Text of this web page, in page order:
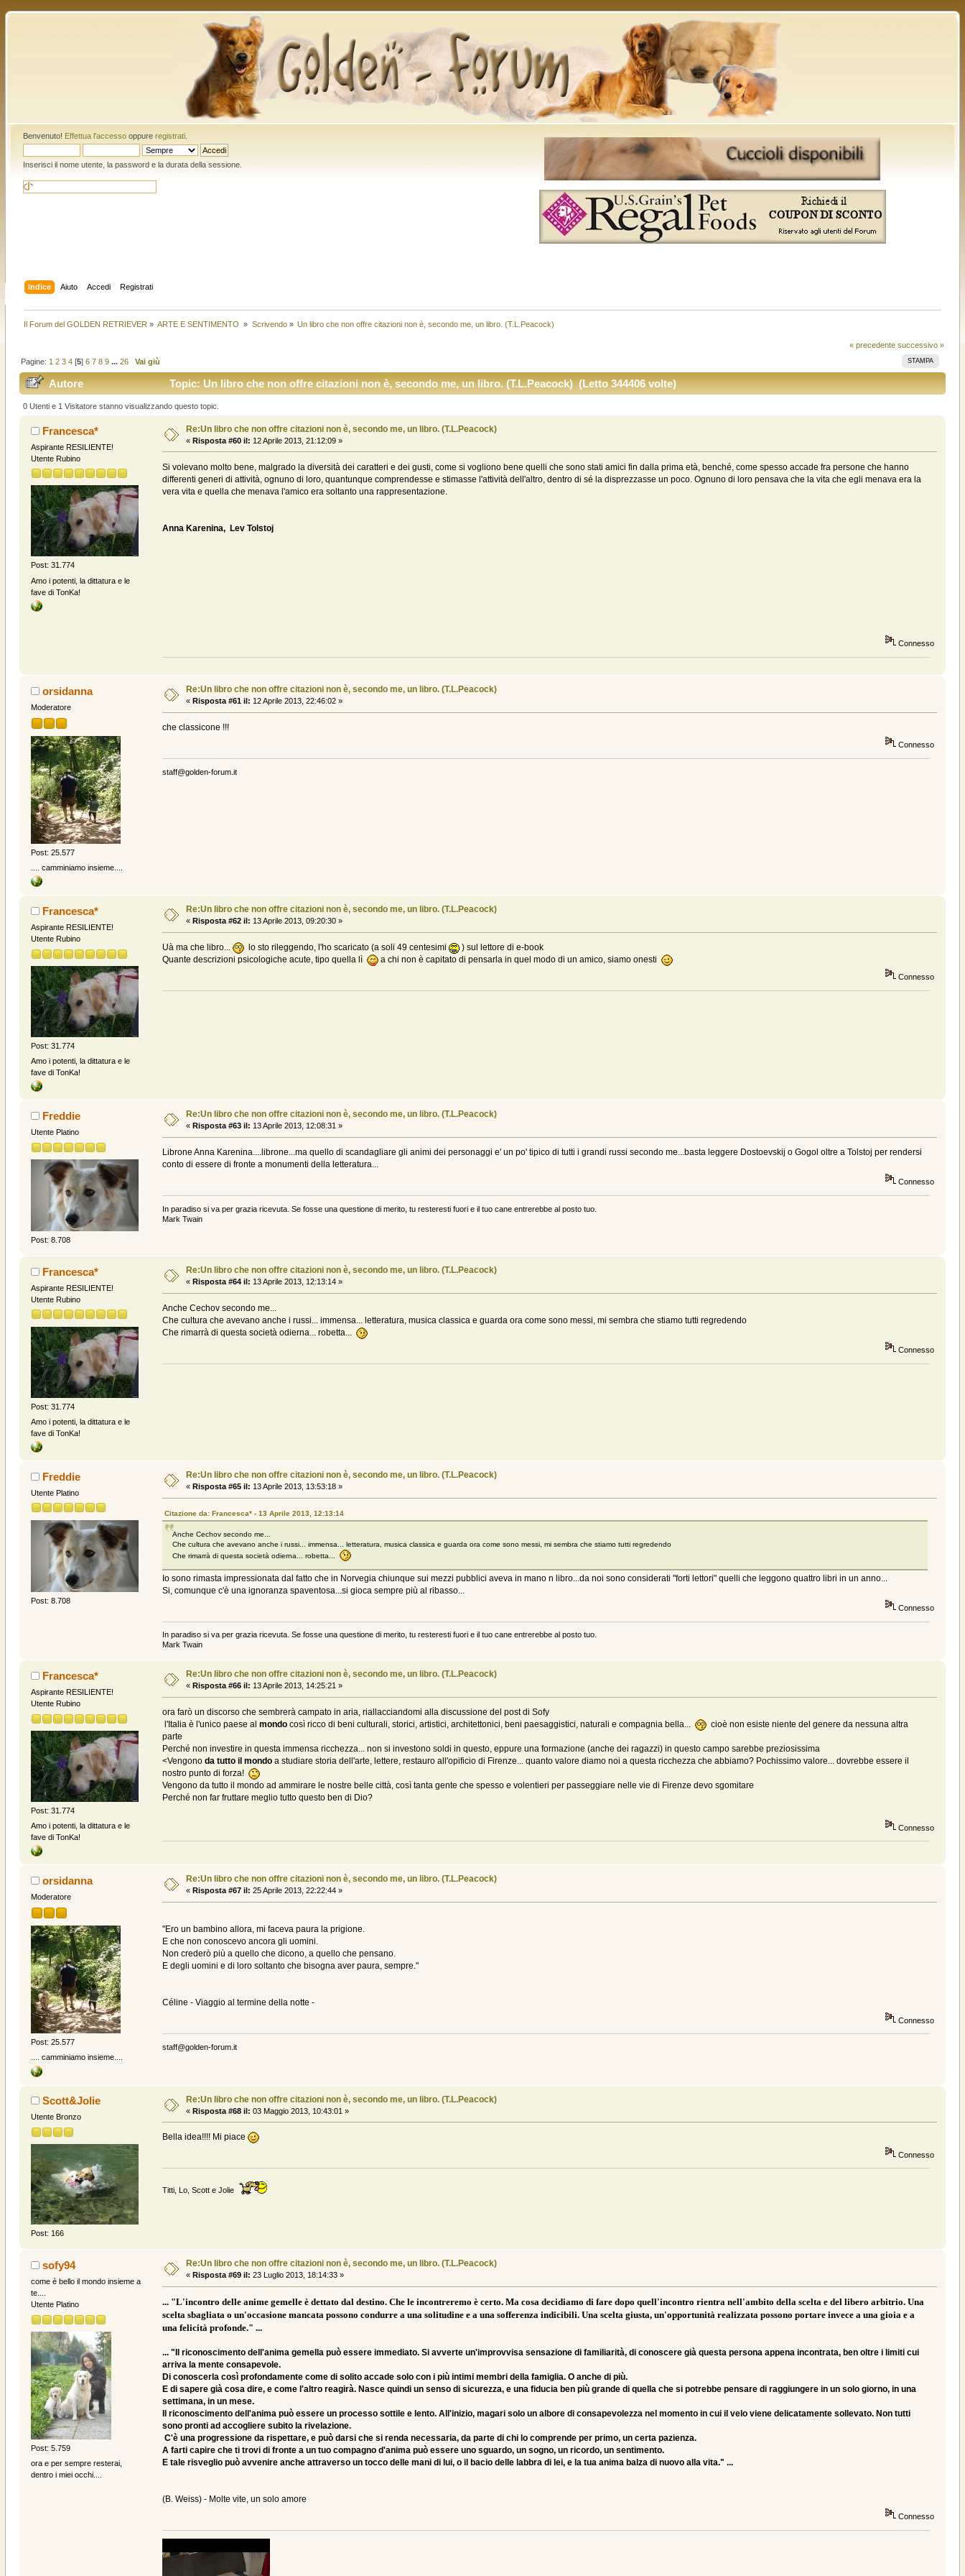
Benvenuto! Effettua l'accessooppure registrati.
Inserisci il nome utente, la password e la durata della sessione.
Indice Aiuto Accedi Registrati
Il Forum del GOLDEN RETRIEVER » ARTE E SENTIMENTO » Scrivendo» Un libro che non offre citazioni non è, secondo me, un libro. (T.L.Peacock)
« precedente successivo »
STAMPA
Pagine: 1 2 3 4[5] 6 7 8 9 ... 26 Vai giù
Autore Topic: Un libro che non offre citazioni non è, secondo me, un libro. (T.L.Peacock) (Letto 344406 volte)
0 Utenti e 1 Visitatore stanno visualizzando questo topic.
Francesca*
Aspirante RESILIENTE!
Utente Rubino
Post: 31.774
Amo i potenti, la dittatura e le
fave di TonKa!
Re:Un libro che non offre citazioni non è, secondo me, un libro. (T.L.Peacock)
« Risposta #60 il: 12 Aprile 2013, 21:12:09 »
Si volevano molto bene, malgrado la diversità dei caratteri e dei gusti, come si vogliono bene quelli che sono stati amici fin dalla prima età, benché, come spesso accade fra persone che hanno
differenti generi di attività, ognuno di loro, quantunque comprendesse e stimasse l'attività dell'altro, dentro di sé la disprezzasse un poco. Ognuno di loro pensava che la vita che egli menava era la
vera vita e quella che menava l'amico era soltanto una rappresentazione.
Anna Karenina, Lev Tolstoj
Connesso
orsidanna
Moderatore
Post: 25.577
.... camminiamo insieme....
Re:Un libro che non offre citazioni non è, secondo me, un libro. (T.L.Peacock)
« Risposta #61 il: 12 Aprile 2013, 22:46:02 »
che classicone !!!
Connesso
staff@golden-forum.it
Francesca*
Aspirante RESILIENTE!
Utente Rubino
Post: 31.774
Amo i potenti, la dittatura e le
fave di TonKa!
Re:Un libro che non offre citazioni non è, secondo me, un libro. (T.L.Peacock)
« Risposta #62 il: 13 Aprile 2013, 09:20:30 »
Uà ma che libro... lo sto rileggendo, l'ho scaricato (a soli 49 centesimi
) sul lettore di e-book
Quante descrizioni psicologiche acute, tipo quella lì
a chi non è capitato di pensarla in quel modo di un amico, siamo onesti
Connesso
Freddie
Utente Platino
Post: 8.708
Re:Un libro che non offre citazioni non è, secondo me, un libro. (T.L.Peacock)
« Risposta #63 il: 13 Aprile 2013, 12:08:31 »
Librone Anna Karenina....librone...ma quello di scandagliare gli animi dei personaggi e' un po' tipico di tutti i grandi russi secondo me...basta leggere Dostoevskij o Gogol oltre a Tolstoj per rendersi
conto di essere di fronte a monumenti della letteratura...
Connesso
In paradiso si va per grazia ricevuta. Se fosse una questione di merito, tu resteresti fuori e il tuo cane entrerebbe al posto tuo.
Mark Twain
Francesca*
Aspirante RESILIENTE!
Utente Rubino
Post: 31.774
Amo i potenti, la dittatura e le
fave di TonKa!
Re:Un libro che non offre citazioni non è, secondo me, un libro. (T.L.Peacock)
« Risposta #64 il: 13 Aprile 2013, 12:13:14 »
Anche Cechov secondo me...
Che cultura che avevano anche i russi... immensa... letteratura, musica classica e guarda ora come sono messi, mi sembra che stiamo tutti regredendo
Che rimarrà di questa società odierna... robetta...
Connesso
Freddie
Utente Platino
Post: 8.708
Re:Un libro che non offre citazioni non è, secondo me, un libro. (T.L.Peacock)
« Risposta #65 il: 13 Aprile 2013, 13:53:18 »
Citazione da: Francesca* - 13 Aprile 2013, 12:13:14
Anche Cechov secondo me...
Che cultura che avevano anche i russi... immensa... letteratura, musica classica e guarda ora come sono messi, mi sembra che stiamo tutti regredendo
Che rimarrà di questa società odierna... robetta...
Io sono rimasta impressionata dal fatto che in Norvegia chiunque sui mezzi pubblici aveva in mano n libro...da noi sono considerati "forti lettori" quelli che leggono quattro libri in un anno...
Si, comunque c'è una ignoranza spaventosa...si gioca sempre più al ribasso...
Connesso
In paradiso si va per grazia ricevuta. Se fosse una questione di merito, tu resteresti fuori e il tuo cane entrerebbe al posto tuo.
Mark Twain
Francesca*
Aspirante RESILIENTE!
Utente Rubino
Post: 31.774
Amo i potenti, la dittatura e le
fave di TonKa!
Re:Un libro che non offre citazioni non è, secondo me, un libro. (T.L.Peacock)
« Risposta #66 il: 13 Aprile 2013, 14:25:21 »
ora farò un discorso che sembrerà campato in aria, riallacciandomi alla discussione del post di Sofy
l'Italia è l'unico paese almondocosì ricco di beni culturali, storici, artistici, architettonici, beni paesaggistici, naturali e compagnia bella...
cioè non esiste niente del genere da nessuna altra
parte
Perché non investire in questa immensa ricchezza... non si investono soldi in questo, eppure una formazione (anche dei ragazzi) in questo campo sarebbe preziosissima
<Vengonoda tutto il mondo a studiare storia dell'arte, lettere, restauro all'opificio di Firenze... quanto valore diamo noi a questa ricchezza che abbiamo? Pochissimo valore... dovrebbe essere il
nostro punto di forza!
Vengono da tutto il mondo ad ammirare le nostre belle città, così tanta gente che spesso e volentieri per passeggiare nelle vie di Firenze devo sgomitare
Perché non far fruttare meglio tutto questo ben di Dio?
Connesso
orsidanna
Moderatore
Post: 25.577
.... camminiamo insieme....
Re:Un libro che non offre citazioni non è, secondo me, un libro. (T.L.Peacock)
« Risposta #67 il: 25 Aprile 2013, 22:22:44 »
"Ero un bambino allora, mi faceva paura la prigione.
E che non conoscevo ancora gli uomini.
Non crederò più a quello che dicono, a quello che pensano.
E degli uomini e di loro soltanto che bisogna aver paura, sempre."
Céline - Viaggio al termine della notte -
Connesso
staff@golden-forum.it
Scott&Jolie
Utente Bronzo
Post: 166
Re:Un libro che non offre citazioni non è, secondo me, un libro. (T.L.Peacock)
« Risposta #68 il: 03 Maggio 2013, 10:43:01 »
Bella idea!!!! Mi piace
Connesso
Titti, Lo, Scott e Jolie
sofy94
come è bello il mondo insieme a
te....
Utente Platino
Post: 5.759
ora e per sempre resterai,
dentro i miei occhi....
Re:Un libro che non offre citazioni non è, secondo me, un libro. (T.L.Peacock)
« Risposta #69 il: 23 Luglio 2013, 18:14:33 »
... "L'incontro delle anime gemelle è dettato dal destino. Che le incontreremo è certo. Ma cosa decidiamo di fare dopo quell'incontro rientra nell'ambito della scelta e del libero arbitrio. Una
scelta sbagliata o un'occasione mancata possono condurre a una solitudine e a una sofferenza indicibili. Una scelta giusta, un'opportunità realizzata possono portare invece a una gioia e a
una felicità profonde." ...
... "Il riconoscimento dell'anima gemella può essere immediato. Si avverte un'improvvisa sensazione di familiarità, di conoscere già questa persona appena incontrata, ben oltre i limiti cui
arriva la mente consapevole.
Di conoscerla così profondamente come di solito accade solo con i più intimi membri della famiglia. O anche di più.
E di sapere già cosa dire, e come l'altro reagirà. Nasce quindi un senso di sicurezza, e una fiducia ben più grande di quella che si potrebbe pensare di raggiungere in un solo giorno, in una
settimana, in un mese.
Il riconoscimento dell'anima può essere un processo sottile e lento. All'inizio, magari solo un albore di consapevolezza nel momento in cui il velo viene delicatamente sollevato. Non tutti
sono pronti ad accogliere subito la rivelazione.
C'è una progressione da rispettare, e può darsi che si renda necessaria, da parte di chi lo comprende per primo, un certa pazienza.
A farti capire che ti trovi di fronte a un tuo compagno d'anima può essere uno sguardo, un sogno, un ricordo, un sentimento.
E tale risveglio può avvenire anche attraverso un tocco delle mani di lui, o il bacio delle labbra di lei, e la tua anima balza di nuovo alla vita." ...
(B. Weiss) - Molte vite, un solo amore
Connesso